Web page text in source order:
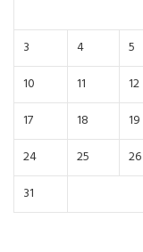
3
4 5
10
11 12
17
18 19
24
25 26
31